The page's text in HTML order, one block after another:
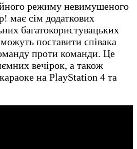
режиму невимушеного
має сім додаткових
багатокористувацьких
поставити співака
проти команди. Це
вечірок, а також
на PlayStation 4 та